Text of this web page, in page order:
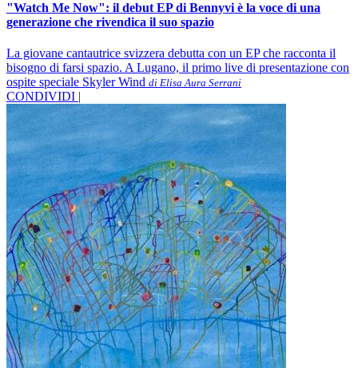
"Watch Me Now": il debut EP di Bennyvi è la voce di una
generazione che rivendica il suo spazio
La giovane cantautrice svizzera debutta con un EP che racconta il
bisogno di farsi spazio. A Lugano, il primo live di presentazione con
ospite speciale Skyler Wind di Elisa Aura Serrani
CONDIVIDI |